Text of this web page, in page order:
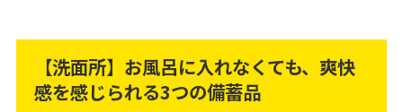
【洗面所】お風呂に入れなくても、爽快
感を感じられる3つの備蓄品